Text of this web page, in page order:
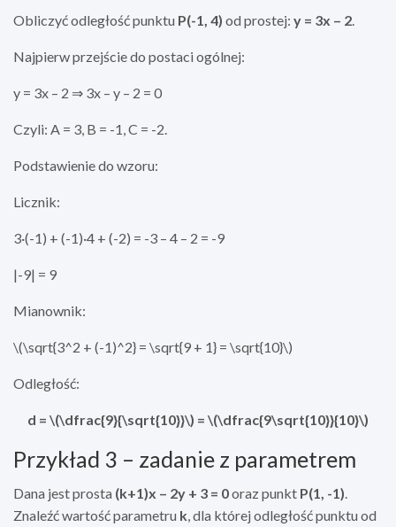
Obliczyć odległość punktu P(-1, 4) od prostej: y = 3x – 2
Najpierw przejście do postaci ogólnej:
y = 3x – 2 ⇒ 3x – y – 2 = 0
Czyli: A = 3, B = -1, C = -2.
Podstawienie do wzoru:
Licznik:
3·(-1) + (-1)·4 + (-2) = -3 – 4 – 2 = -9
|-9| = 9
Mianownik:
\(\sqrt{3^2 + (-1)^2} = \sqrt{9 + 1} = \sqrt{10}\)
Odległość:
d = \(\dfrac{9}{\sqrt{10}}\) = \(\dfrac{9\sqrt{10}}{10}\)
Przykład 3 – zadanie z parametrem
Dana jest prosta (k+1)x – 2y + 3 = 0oraz punkt P(1, -1)
Znaleźć wartość parametru k , dla której odległość punktu od